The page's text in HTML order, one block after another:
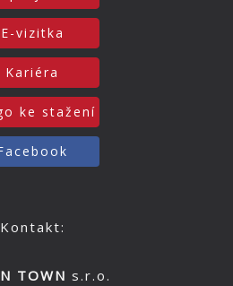
E-vizitka
Kariéra
ke stažení
Kontakt:
TOWN s.r.o.